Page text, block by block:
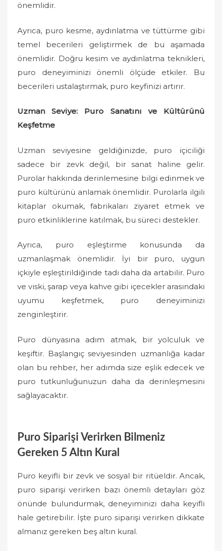
önemlidir.
Ayrıca, puro kesme, aydınlatma ve tüttürme gibi
temel becerileri geliştirmek de bu aşamada
önemlidir. Doğru kesim ve aydınlatma teknikleri,
puro deneyiminizi önemli ölçüde etkiler. Bu
becerileri ustalaştırmak, puro keyfinizi artırır.
Uzman Seviye: Puro Sanatını ve Kültürünü
Keşfetme
Uzman seviyesine geldiğinizde, puro içiciliği
sadece bir zevk değil, bir sanat haline gelir.
Purolar hakkında derinlemesine bilgi edinmek ve
puro kültürünü anlamak önemlidir. Purolarla ilgili
kitaplar okumak, fabrikaları ziyaret etmek ve
puro etkinliklerine katılmak, bu süreci destekler.
Ayrıca, puro eşleştirme konusunda da
uzmanlaşmak önemlidir. İyi bir puro, uygun
içkiyle eşleştirildiğinde tadı daha da artabilir. Puro
ve viski, şarap veya kahve gibi içecekler arasındaki
uyumu keşfetmek, puro deneyiminizi
zenginleştirir.
Puro dünyasına adım atmak, bir yolculuk ve
keşiftir. Başlangıç seviyesinden uzmanlığa kadar
olan bu rehber, her adımda size eşlik edecek ve
puro tutkunluğunuzun daha da derinleşmesini
sağlayacaktır.
Puro Siparişi Verirken Bilmeniz
Gereken 5 Altın Kural
Puro keyifli bir zevk ve sosyal bir ritüeldir. Ancak,
puro siparişi verirken bazı önemli detayları göz
önünde bulundurmak, deneyiminizi daha keyifli
hale getirebilir. İşte puro siparişi verirken dikkate
almanız gereken beş altın kural.